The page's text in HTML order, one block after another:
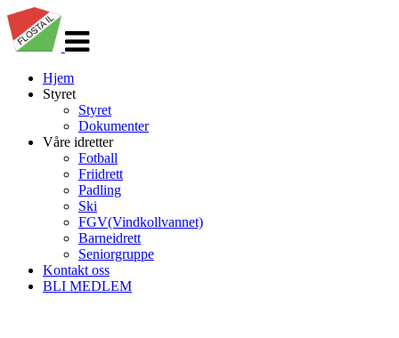
navigasjon
Hjem
Styret
Styret
Dokumenter
Våre idretter
Fotball
Friidrett
Padling
Ski
FGV(Vindkollvannet)
Barneidrett
Seniorgruppe
Kontakt oss
BLI MEDLEM